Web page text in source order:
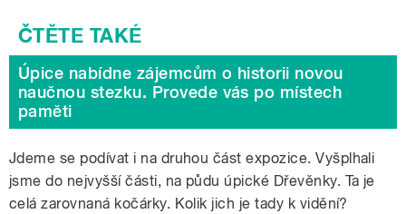
Úpice nabídne zájemcům o historii novou
naučnou stezku. Provede vás po místech
paměti
Jdeme se podívat i na druhou část expozice. Vyšplhali
jsme do nejvyšší části, na půdu úpické Dřevěnky. Ta je
celá zarovnaná kočárky. Kolik jich je tady k vidění?